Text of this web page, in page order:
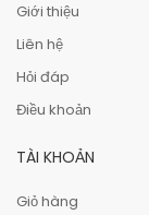
Giới thiệu
Liên hệ
Hỏi đáp
Điều khoản
TÀI KHOẢN
Giỏ hàng